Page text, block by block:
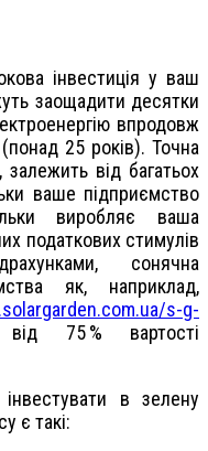
інвестиція у ваш
заощадити десятки
впродовж
25 років). Точна
від багатьох
ваше підприємство
виробляє ваша
податкових стимулів
сонячна
як, наприклад,
s-g-
75 % вартості
в зелену
є такі: